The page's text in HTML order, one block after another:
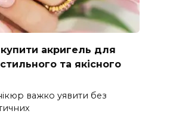
купити акригель для
та якісного
важко уявити без